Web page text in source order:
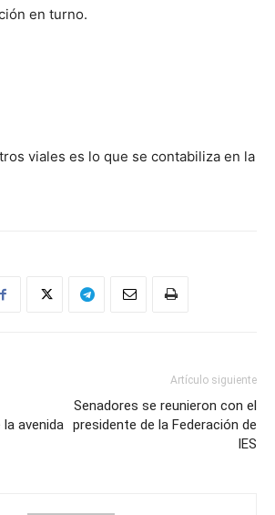
en turno.
viales es lo que se contabiliza en la
avenida
Artículo siguiente
Senadores se reunieron con el
presidente de la Federación de
IES